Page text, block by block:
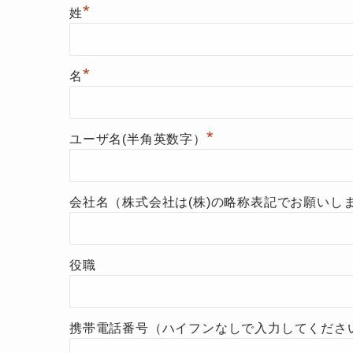
姓*
名*
ユーザ名(半角英数字） *
会社名（株式会社は(株)の略称表記でお願いしま
役職
携帯電話番号（ハイフンなしで入力してくださ